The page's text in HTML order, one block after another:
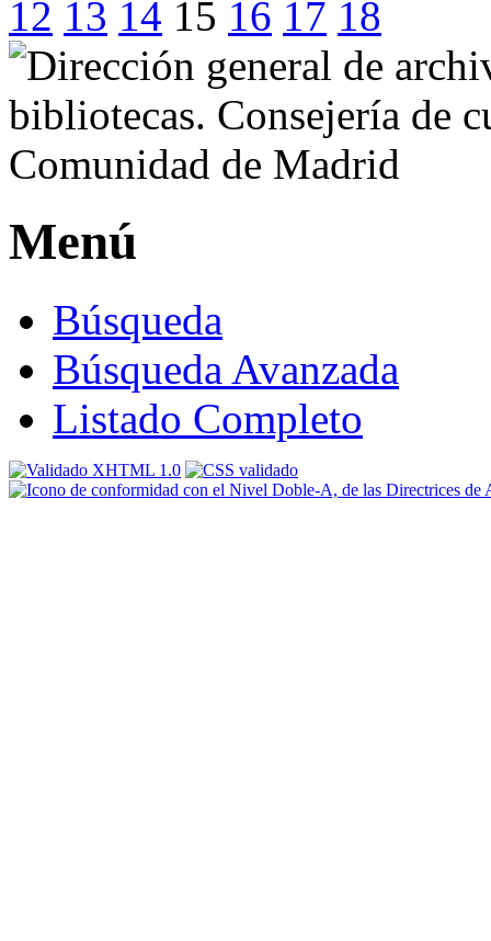
12 13 14 15 16 17 18
Menú
Búsqueda
Búsqueda Avanzada
Listado Completo